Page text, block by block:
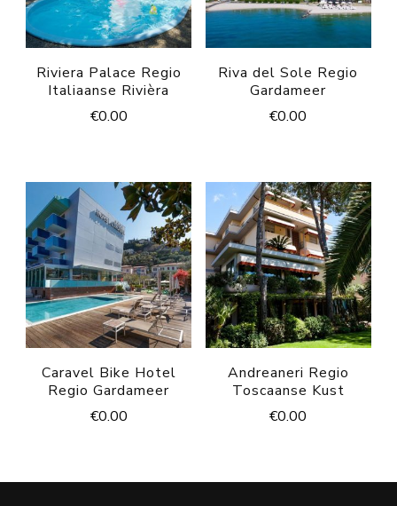
Riviera Palace Regio
Italiaanse Rivièra
€0.00
Riva del Sole Regio
Gardameer
€0.00
Caravel Bike Hotel
Regio Gardameer
€0.00
Andreaneri Regio
Toscaanse Kust
€0.00